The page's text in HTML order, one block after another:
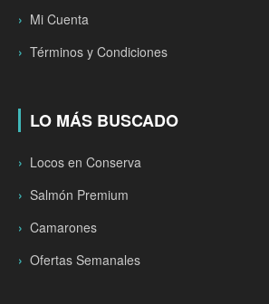
Mi Cuenta
Términos y Condiciones
LO MÁS BUSCADO
Locos en Conserva
Salmón Premium
Camarones
Ofertas Semanales